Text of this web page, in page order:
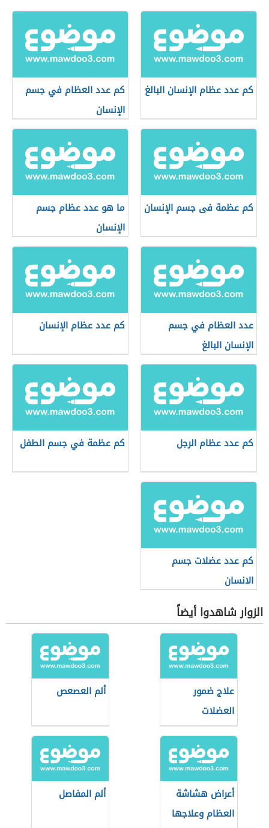
كم عدد عظام الإنسان البالغ
كم عدد العظام في جسم
الإنسان
كم عظمة فى جسم الإنسان
ما هو عدد عظام جسم
الإنسان
عدد العظام في جسم
الإنسان البالغ
كم عدد عظام الإنسان
كم عدد عظام الرجل كم عظمة في جسم الطفل
كم عدد عضلات جسم
الانسان
الزوار شاهدوا أيضاً
علاج ضمور
العضلات
ألم العصعص
أعراض هشاشة
العظام وعلاجها
ألم المفاصل